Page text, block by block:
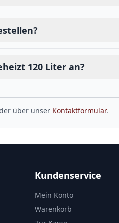
120 Liter an?
über unser Kontaktformular.
Kundenservice
Mein Konto
Warenkorb